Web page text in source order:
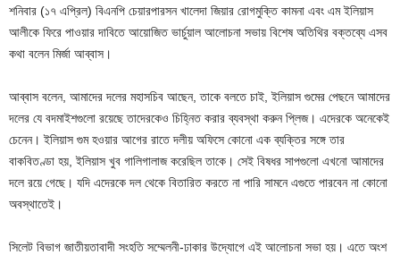
শনিবার (১৭ এপ্রিল) বিএনপি চেয়ারপারসন খালেদা জিয়ার রোগমুক্তি কামনা এবং এম ইলিয়াস
আলীকে ফিরে পাওয়ার দাবিতে আয়োজিত ভার্চুয়াল আলোচনা সভায় বিশেষ অতিথির বক্তব্যে এসব
কথা বলেন মির্জা আব্বাস।
আব্বাস বলেন, আমাদের দলের মহাসচিব আছেন, তাকে বলতে চাই, ইলিয়াস গুমের পেছনে আমাদের
দলের যে বদমাইশগুলো রয়েছে তাদেরকেও চিহ্নিত করার ব্যবস্থা করুন প্লিজ। এদেরকে অনেকেই
চেনেন। ইলিয়াস গুম হওয়ার আগের রাতে দলীয় অফিসে কোনো এক ব্যক্তির সঙ্গে তার
বাকবিতণ্ডা হয়, ইলিয়াস খুব গালিগালাজ করেছিল তাকে। সেই বিষধর সাপগুলো এখনো আমাদের
দলে রয়ে গেছে। যদি এদেরকে দল থেকে বিতারিত করতে না পারি সামনে এগুতে পারবেন না কোনো
অবস্থাতেই।
সিলেট বিভাগ জাতীয়তাবাদী সংহতি সম্মেলনী-ঢাকার উদ্যোগে এই আলোচনা সভা হয়। এতে অংশ